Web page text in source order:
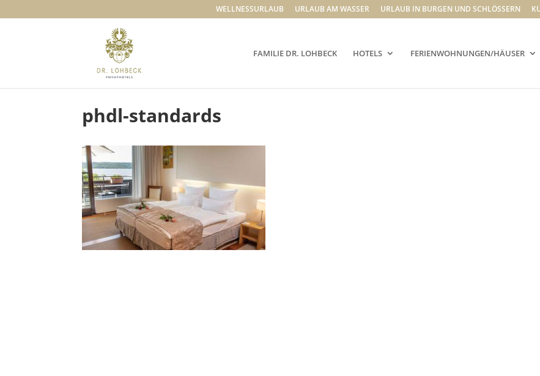
WELLNESSURLAUB URLAUB AM WASSER URLAUB IN BURGEN UND SCHLÖSSERN
FAMILIE DR. LOHBECK HOTELS FERIENWOHNUNGEN/HÄUSER
phdl-standards